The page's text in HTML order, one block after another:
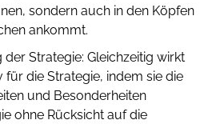
sondern auch in den Köpfen
ankommt.
Strategie: Gleichzeitig wirkt
für die Strategie, indem sie die
und Besonderheiten
ohne Rücksicht auf die